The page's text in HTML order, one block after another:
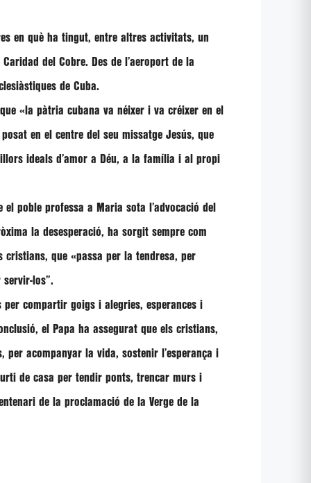
en què ha tingut, entre altres activitats, un
del Cobre. Des de l’aeroport de la
de Cuba.
«la pàtria cubana va néixer i va créixer en el
en el centre del seu missatge Jesús, que
ideals d’amor a Déu, a la família i al propi
poble professa a Maria sota l’advocació del
la desesperació, ha sorgit sempre com
cristians, que «passa per la tendresa, per
servir-los”.
compartir goigs i alegries, esperances i
el Papa ha assegurat que els cristians,
per acompanyar la vida, sostenir l’esperança i
de casa per tendir ponts, trencar murs i
de la proclamació de la Verge de la